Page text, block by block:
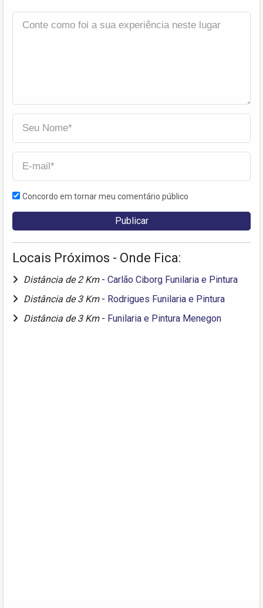
Concordo em tornar meu comentário público
Locais Próximos - Onde Fica:
Distância de 2 Km - Carlão Ciborg Funilaria e Pintura
Distância de 3 Km - Rodrigues Funilaria e Pintura
Distância de 3 Km - Funilaria e Pintura Menegon